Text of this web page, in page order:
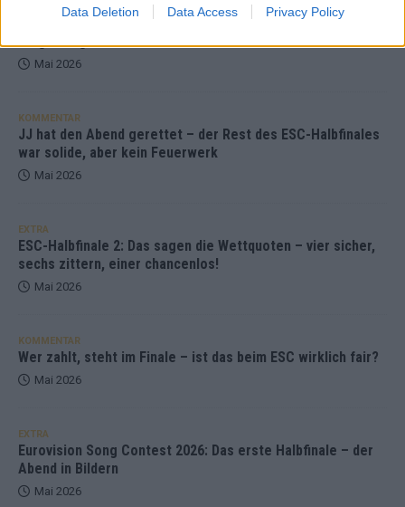
Data Deletion Data Access Privacy Policy
KOMMENTAR
ESC-Finale morgen: Finnland Favorit, Australien
aufgestiegen – alle 25 Acts im Kurzcheck
Mai 2026
KOMMENTAR
JJ hat den Abend gerettet – der Rest des ESC-Halbfinales
war solide, aber kein Feuerwerk
Mai 2026
EXTRA
ESC-Halbfinale 2: Das sagen die Wettquoten – vier sicher,
sechs zittern, einer chancenlos!
Mai 2026
KOMMENTAR
Wer zahlt, steht im Finale – ist das beim ESC wirklich fair?
Mai 2026
EXTRA
Eurovision Song Contest 2026: Das erste Halbfinale – der
Abend in Bildern
Mai 2026